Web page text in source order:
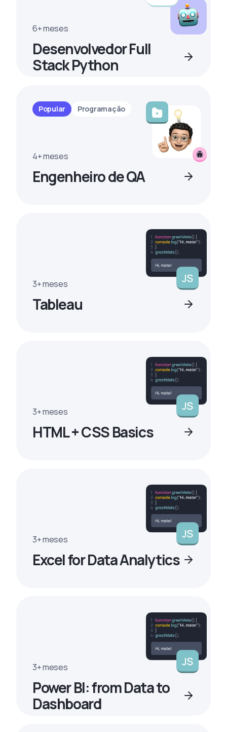
6+ meses
Desenvolvedor Full
Stack Python
Popular Programação
4+ meses
Engenheiro de QA
3+ meses
Tableau
3+ meses
HTML + CSS Basics
3+ meses
Excel for Data Analytics
3+ meses
Power BI: from Data to
Dashboard